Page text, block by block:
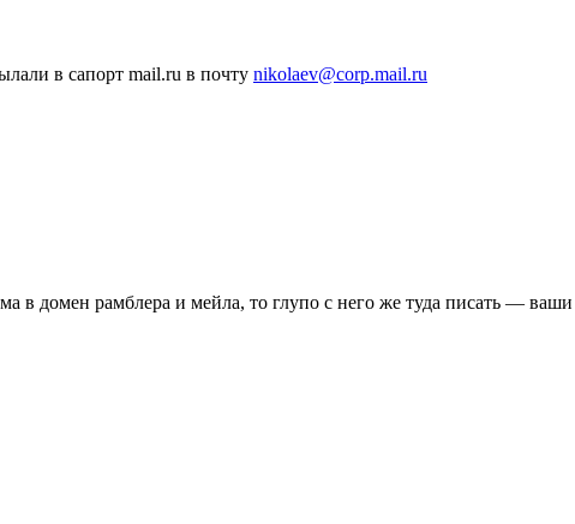
в сапорт mail.ru в почту nikolaev@corp.mail.ru
в домен рамблера и мейла, то глупо с него же туда писать —